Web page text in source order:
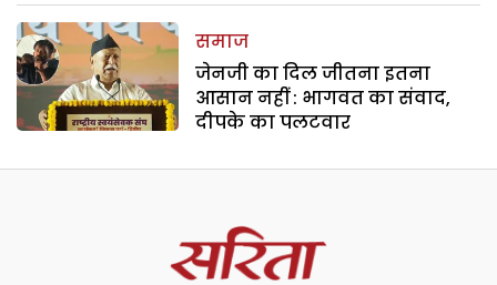
समाज
जेनजी का दिल जीतना इतना
आसान नहीं : भागवत का संवाद,
दीपके का पलटवार